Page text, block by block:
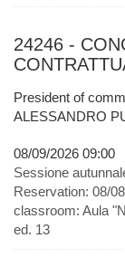
24246 -
President of
ALESSANDRO
08/09/2026 09:00
Sessione
Reservation: 08/
classroom: Aula
ed. 13